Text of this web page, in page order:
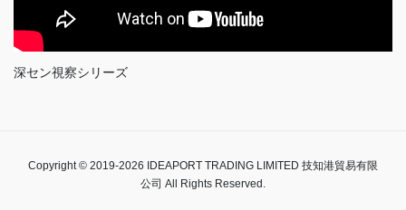
深セン視察シリーズ
Copyright © 2019-2026 IDEAPORT TRADING LIMITED 技知港貿易有限
公司 All Rights Reserved.